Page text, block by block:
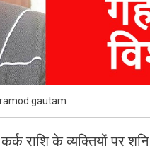
gautam
राशि के व्यक्तियों पर